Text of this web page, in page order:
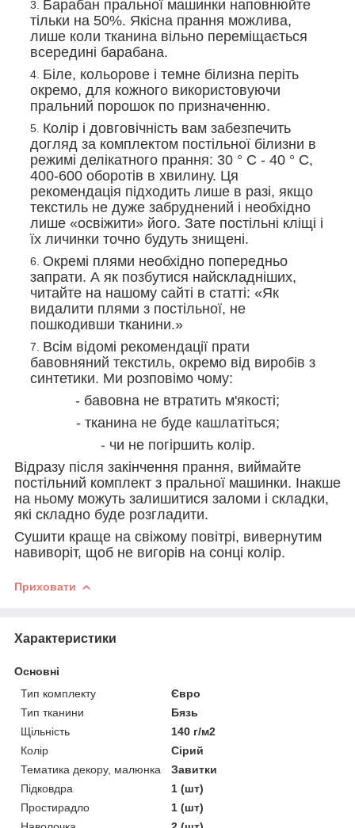
Барабан пральної машинки наповнюйте
тільки на 50%. Якісна прання можлива,
лише коли тканина вільно переміщається
всередині барабана.
Біле, кольорове і темне білизна періть
окремо, для кожного використовуючи
пральний порошок по призначенню.
Колір і довговічність вам забезпечить
догляд за комплектом постільної білизни в
режимі делікатного прання: 30 ° С - 40 ° С,
400-600 оборотів в хвилину. Ця
рекомендація підходить лише в разі, якщо
текстиль не дуже забруднений і необхідно
лише «освіжити» його. Зате постільні кліщі і
їх личинки точно будуть знищені.
Окремі плями необхідно попередньо
запрати. А як позбутися найскладніших,
читайте на нашому сайті в статті: «Як
видалити плями з постільної, не
пошкодивши тканини.»
Всім відомі рекомендації прати
бавовняний текстиль, окремо від виробів з
синтетики. Ми розповімо чому:
- бавовна не втратить м'якості;
- тканина не буде кашлатіться;
- чи не погіршить колір.
Відразу після закінчення прання, виймайте
постільний комплект з пральної машинки. Інакше
на ньому можуть залишитися заломи і складки,
які складно буде розгладити.
Сушити краще на свіжому повітрі, вивернутим
навиворіт, щоб не вигорів на сонці колір.
Приховати
Характеристики
Основні
Тип комплекту
Євро
Тип тканини
Бязь
Щільність
140 г/м2
Колір
Сірий
Тематика декору, малюнка
Завитки
Підковдра
1 (шт)
Простирадло
1 (шт)